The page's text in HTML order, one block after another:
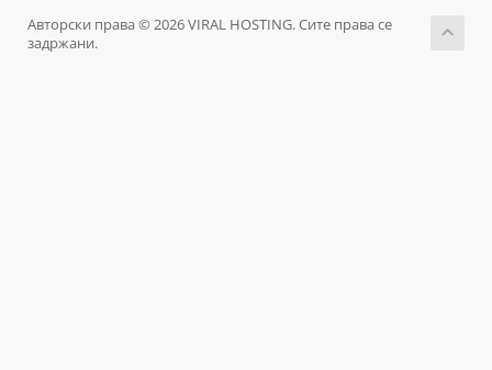
Авторски права © 2026 VIRAL HOSTING. Сите права се
задржани.